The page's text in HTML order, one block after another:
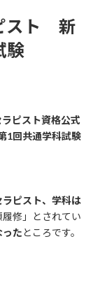
スト 新
験
ラピスト資格公式
1回共通学科試験
ピスト、学科は
修」とされてい
ったところです。